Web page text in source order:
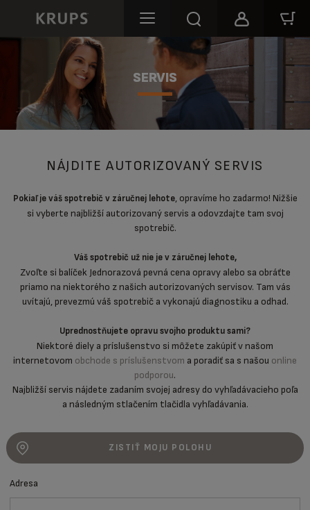
SERVIS
NÁJDITE AUTORIZOVANÝ SERVIS
Pokiaľ je váš spotrebič v záručnej lehote, opravíme ho zadarmo! Nižšie
si vyberte najbližší autorizovaný servis a odovzdajte tam svoj
spotrebič.
Váš spotrebič už nie je v záručnej lehote,
Zvoľte si balíček Jednorazová pevná cena opravy alebo sa obráťte
priamo na niektorého z našich autorizovaných servisov. Tam vás
uvítajú, prevezmú váš spotrebič a vykonajú diagnostiku a odhad.
Uprednostňujete opravu svojho produktu sami?
Niektoré diely a príslušenstvo si môžete zakúpiť v našom
internetovom obchode s príslušenstvom a poradiť sa s našou online
podporou.
Najbližší servis nájdete zadaním svojej adresy do vyhľadávacieho poľa
a následným stlačením tlačidla vyhľadávania.
ZISTIŤ MOJU POLOHU
Adresa